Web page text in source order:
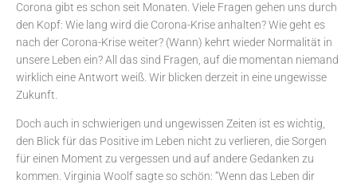
Corona gibt es schon seit Monaten. Viele Fragen gehen uns durch
den Kopf: Wie lang wird die Corona-Krise anhalten? Wie geht es
nach der Corona-Krise weiter? (Wann) kehrt wieder Normalität in
unsere Leben ein? All das sind Fragen, auf die momentan niemand
wirklich eine Antwort weiß. Wir blicken derzeit in eine ungewisse
Zukunft.
Doch auch in schwierigen und ungewissen Zeiten ist es wichtig,
den Blick für das Positive im Leben nicht zu verlieren, die Sorgen
für einen Moment zu vergessen und auf andere Gedanken zu
kommen. Virginia Woolf sagte so schön: “Wenn das Leben dir